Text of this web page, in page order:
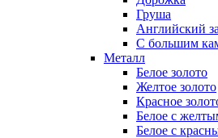
Груша
Английский
С большим
Металл
Белое золото
Желтое золото
Красное
Белое с
Белое с